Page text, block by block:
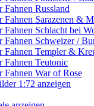
Fahnen Russland
Fahnen Sarazenen &
Fahnen Schlacht bei
Fahnen Schweizer /
Fahnen Templer &
Fahnen Teutonic
Fahnen War of Rose
1:72 anzeigen